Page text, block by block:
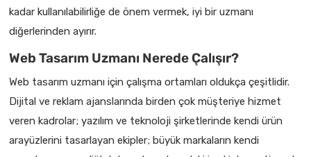
kadar kullanılabilirliğe de önem vermek, iyi bir uzmanı
diğerlerinden ayırır.
Web Tasarım Uzmanı Nerede Çalışır?
Web tasarım uzmanı için çalışma ortamları oldukça çeşitlidir.
Dijital ve reklam ajanslarında birden çok müşteriye hizmet
veren kadrolar; yazılım ve teknoloji şirketlerinde kendi ürün
arayüzlerini tasarlayan ekipler; büyük markaların kendi